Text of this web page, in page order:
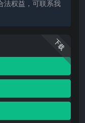
法权益，可联系我
下载